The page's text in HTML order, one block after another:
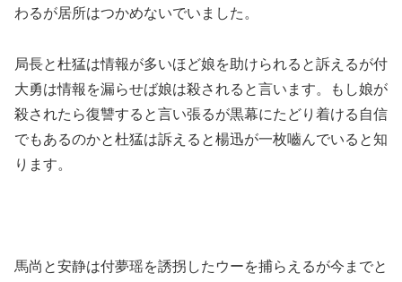
わるが居所はつかめないでいました。
局長と杜猛は情報が多いほど娘を助けられると訴えるが付
大勇は情報を漏らせば娘は殺されると言います。もし娘が
殺されたら復讐すると言い張るが黒幕にたどり着ける自信
でもあるのかと杜猛は訴えると楊迅が一枚嚙んでいると知
ります。
馬尚と安静は付夢瑶を誘拐したウーを捕らえるが今までと